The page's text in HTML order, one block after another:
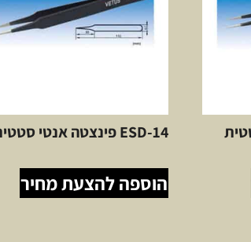
ESD-14 פינצטה אנטי סטטית.
הוספה להצעת מחיר